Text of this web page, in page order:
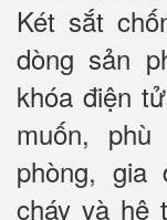
Két sắt
dòng sản
khóa điện
muốn,
phòng, gia
cháy và hệ